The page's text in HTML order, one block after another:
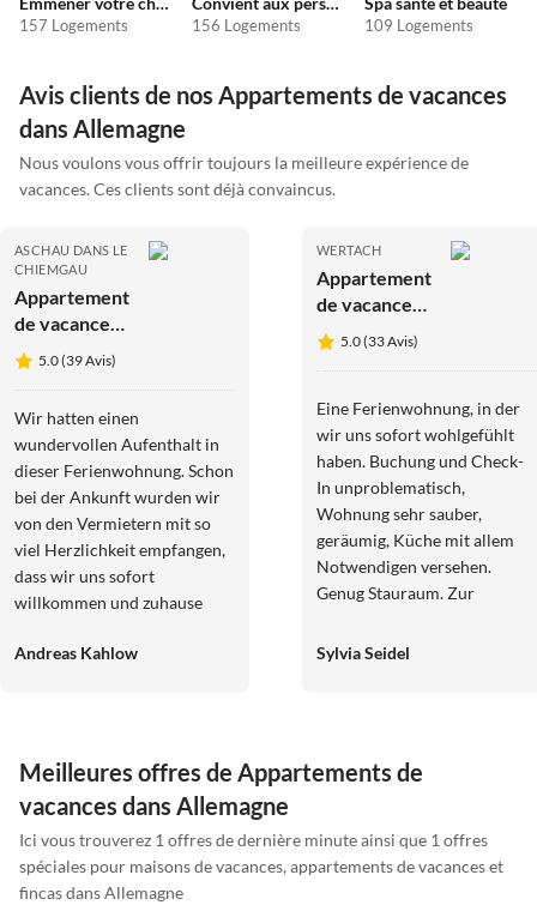
157 Logements 156 Logements 109 Logements
Avis clients de nos Appartements de vacances
dans Allemagne
Nous voulons vous offrir toujours la meilleure expérience de
vacances. Ces clients sont déjà convaincus.
ASCHAU DANS LE
CHIEMGAU
Appartement
de vacances
Cascade dans
la maison
5.0 (39 Avis)
Wir hatten einen
wundervollen Aufenthalt in
dieser Ferienwohnung. Schon
bei der Ankunft wurden wir
von den Vermietern mit so
viel Herzlichkeit empfangen,
dass wir uns sofort
willkommen und zuhause
ist nicht nur sehr sauber und
für einen entspannten Urlaub
braucht, ist vorhanden-von
der Ausstattung bis hin zu
den kleinen Extras, die den
Aufenthalt besonders
angenehm machen. Wir
Andreas Kahlow
WERTACH
Appartement
de vacances
"Bernstein
incluant
Centre de
Bien-être
Blenk"
5.0 (33 Avis)
Eine Ferienwohnung, in der
wir uns sofort wohlgefühlt
haben. Buchung und Check-
In unproblematisch,
Wohnung sehr sauber,
geräumig, Küche mit allem
Notwendigen versehen.
Genug Stauraum. Zur
Terrasse, die auf einen
Gastgeber sind immer
freundlich, auch mit Fleisch
vom Biohof und
Sylvia Seidel
Meilleures offres de Appartements de
vacances dans Allemagne
Ici vous trouverez 1 offres de dernière minute ainsi que 1 offres
spéciales pour maisons de vacances, appartements de vacances et
fincas dans Allemagne
Visite
virtuelle